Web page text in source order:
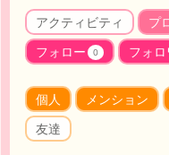
アクティビティ プ
フォロー 0 フォ
個人 メンション
友達